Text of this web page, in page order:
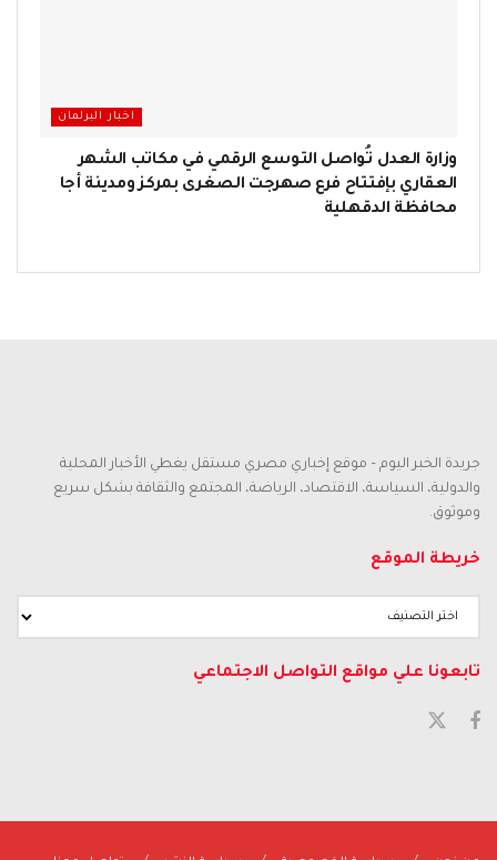
اخبار البرلمان
وزارة العدل تُواصل التوسع الرقمي في مكاتب الشهر
العقاري بإفتتاح فرع صهرجت الصغرى بمركز ومدينة أجا
محافظة الدقهلية
جريدة الخبر اليوم – موقع إخباري مصري مستقل يغطي الأخبار المحلية
والدولية، السياسة، الاقتصاد، الرياضة، المجتمع والثقافة بشكل سريع
وموثوق.
خريطة الموقع
تابعونا علي مواقع التواصل الاجتماعي